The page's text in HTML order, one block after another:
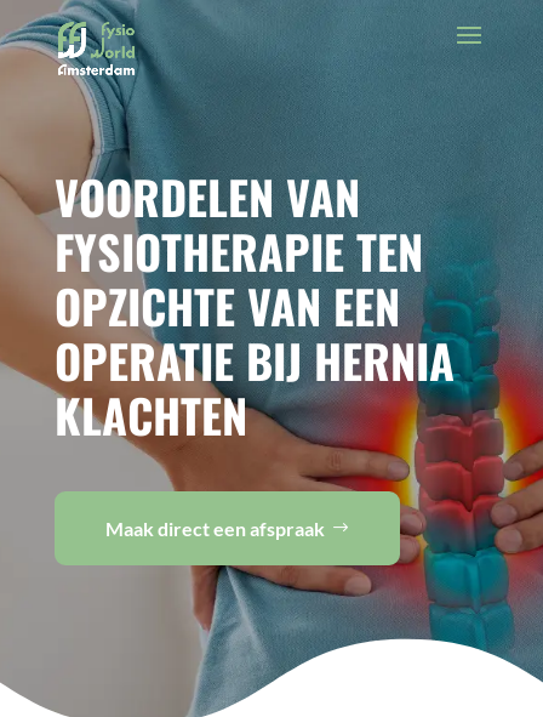
VOORDELEN VAN
FYSIOTHERAPIE TEN
OPZICHTE VAN EEN
OPERATIE BIJ HERNIA
KLACHTEN
Maak direct een afspraak